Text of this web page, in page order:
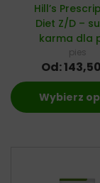
Hill’s
Diet Z/D –
karma dla
pies
Od:143,50
Wybierz